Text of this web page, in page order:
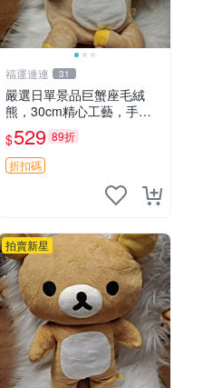
福運連連 31
嚴選日單景品巨蟹座毛絨
熊，30cm精心工藝，手感
軟糯推薦收藏送人 巨蟹座
毛絨玩具 精緻做工
$529 89折
折扣碼
拍賣新星